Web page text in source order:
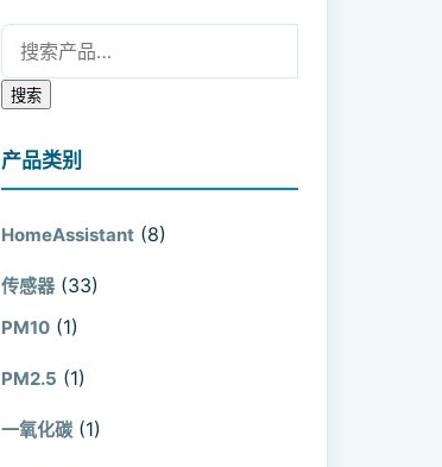
搜索：
搜索
产品类别
HomeAssistant (8)
传感器 (33)
PM10 (1)
PM2.5 (1)
一氧化碳 (1)